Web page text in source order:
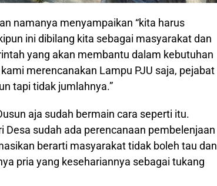
namanya menyampaikan “kita harus
ini dibilang kita sebagai masyarakat dan
yang akan membantu dalam kebutuhan
merencanakan Lampu PJU saja, pejabat
tapi tidak jumlahnya.”
aja sudah bermain cara seperti itu.
Desa sudah ada perencanaan pembelenjaan
berarti masyarakat tidak boleh tau dan
pria yang kesehariannya sebagai tukang